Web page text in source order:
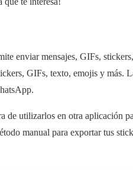
enviar mensajes, GIFs,
GIFs, texto, emojis y más.
de utilizarlos en otra aplicación
manual para exportar tus